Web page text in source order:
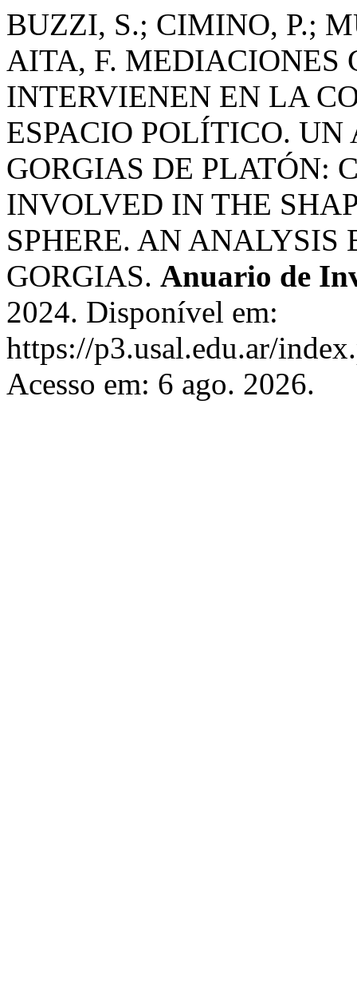
BUZZI, S.; CIMINO, P.;
AITA, F. MEDIACIONES
INTERVIENEN EN LA
ESPACIO POLÍTICO.
GORGIAS DE PLATÓN:
INVOLVED IN THE
SPHERE. AN ANALYSIS
GORGIAS. Anuario de
2024. Disponível em:
https://p3.usal.edu.ar/
Acesso em: 6 ago. 2026.